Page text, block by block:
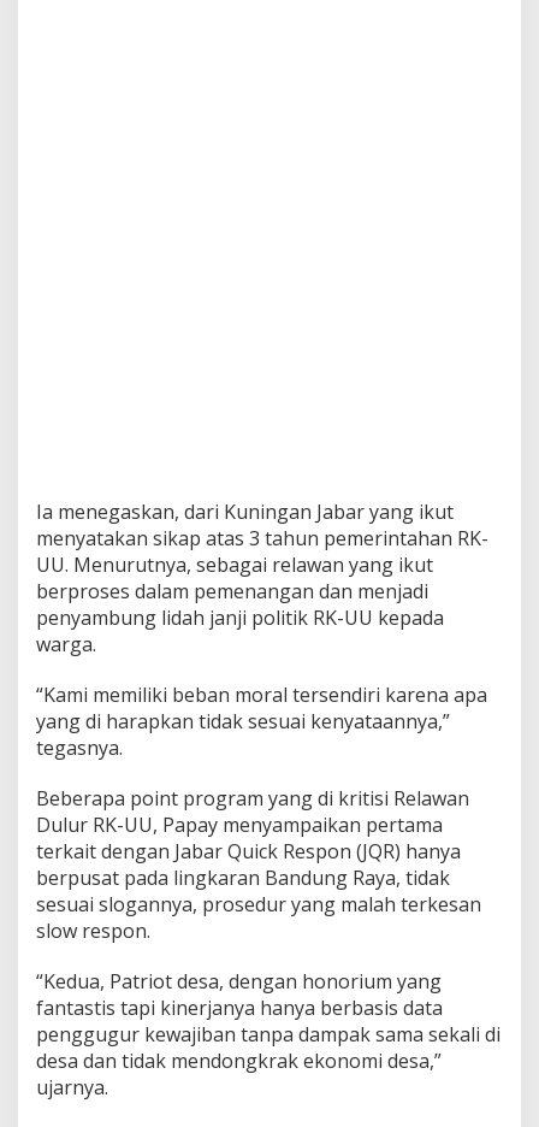
Ia menegaskan, dari Kuningan Jabar yang ikut
menyatakan sikap atas 3 tahun pemerintahan RK-
UU. Menurutnya, sebagai relawan yang ikut
berproses dalam pemenangan dan menjadi
penyambung lidah janji politik RK-UU kepada
warga.
“Kami memiliki beban moral tersendiri karena apa
yang di harapkan tidak sesuai kenyataannya,”
tegasnya.
Beberapa point program yang di kritisi Relawan
Dulur RK-UU, Papay menyampaikan pertama
terkait dengan Jabar Quick Respon (JQR) hanya
berpusat pada lingkaran Bandung Raya, tidak
sesuai slogannya, prosedur yang malah terkesan
slow respon.
“Kedua, Patriot desa, dengan honorium yang
fantastis tapi kinerjanya hanya berbasis data
penggugur kewajiban tanpa dampak sama sekali di
desa dan tidak mendongkrak ekonomi desa,”
ujarnya.